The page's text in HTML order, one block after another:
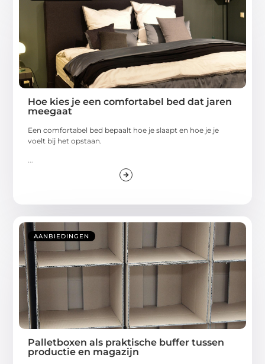
Hoe kies je een comfortabel bed dat jaren
meegaat
Een comfortabel bed bepaalt hoe je slaapt en hoe je je
voelt bij het opstaan.
...
AANBIEDINGEN
Palletboxen als praktische buffer tussen
productie en magazijn